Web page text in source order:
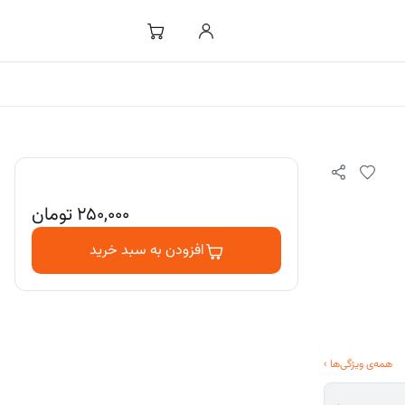
همه‌ی ویژگی‌ها ›
۲۵۰,۰۰۰تومان
افزودن به سبد خرید